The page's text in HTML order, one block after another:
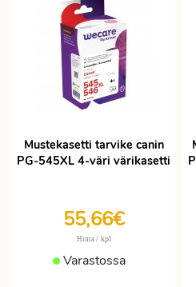
Mustekasetti tarvike canin
PG-545XL 4-väri värikasetti
55,66€
Hinta / kpl
Varastossa